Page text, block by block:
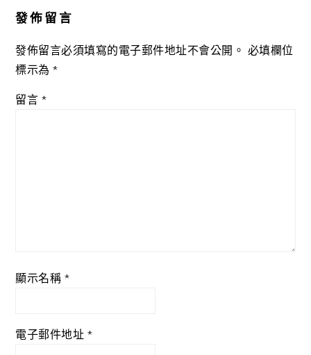
發佈留言
發佈留言必須填寫的電子郵件地址不會公開。 必填欄位
標示為*
留言 *
顯示名稱 *
電子郵件地址 *